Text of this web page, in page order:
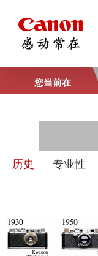
您当前在
历史 专业性